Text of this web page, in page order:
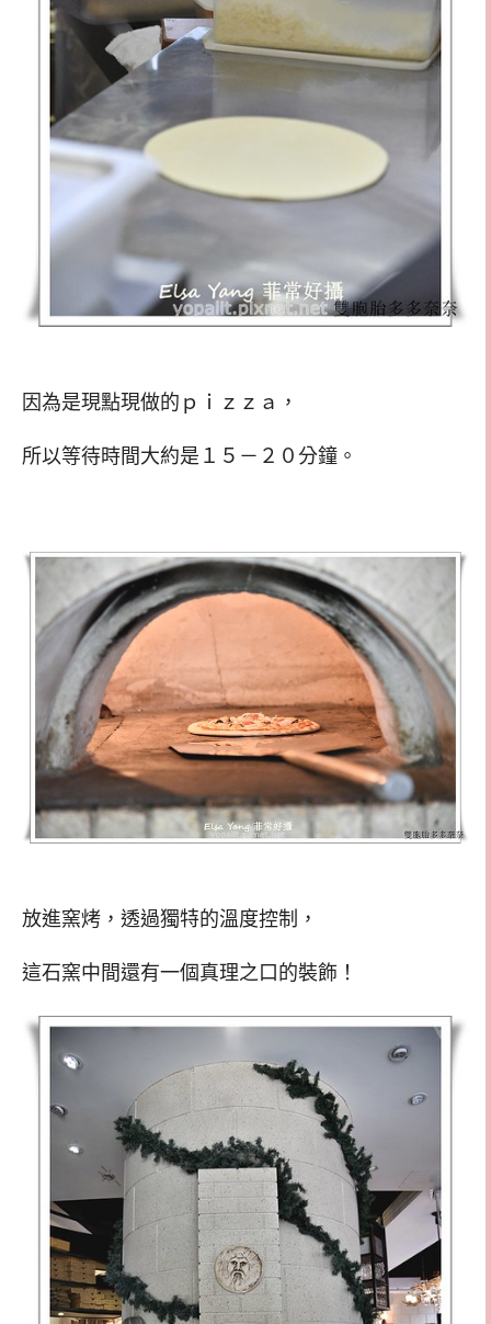
因為是現點現做的ｐｉｚｚａ，
所以等待時間大約是１５－２０分鐘。
放進窯烤，透過獨特的溫度控制，
這石窯中間還有一個真理之口的裝飾！